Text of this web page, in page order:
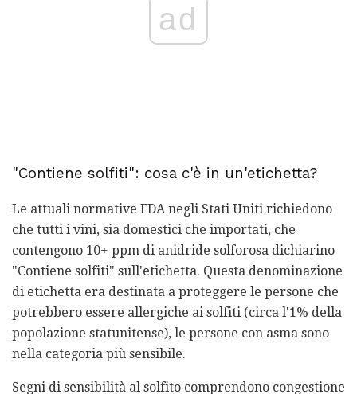
ad
"Contiene solfiti": cosa c'è in un'etichetta?
Le attuali normative FDA negli Stati Uniti richiedono
che tutti i vini, sia domestici che importati, che
contengono 10+ ppm di anidride solforosa dichiarino
"Contiene solfiti" sull'etichetta. Questa denominazione
di etichetta era destinata a proteggere le persone che
potrebbero essere allergiche ai solfiti (circa l'1% della
popolazione statunitense), le persone con asma sono
nella categoria più sensibile.
Segni di sensibilità al solfito comprendono congestione